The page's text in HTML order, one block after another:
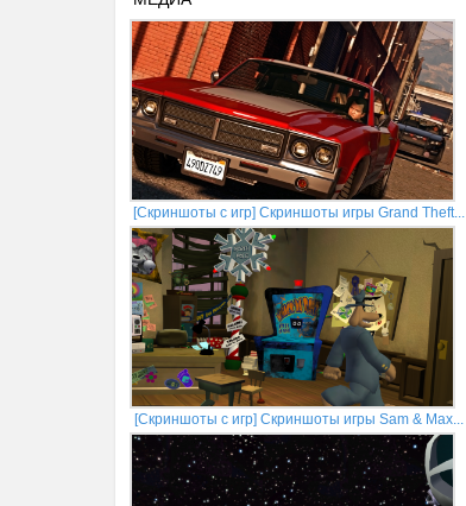
[Скриншоты с игр] Скриншоты игры Grand Theft...
[Скриншоты с игр] Скриншоты игры Sam & Max...